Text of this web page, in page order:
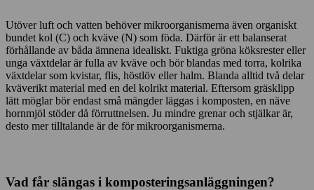
Utöver luft och vatten behöver mikroorganismerna även organiskt
bundet kol (C) och kväve (N) som föda. Därför är ett balanserat
förhållande av båda ämnena idealiskt. Fuktiga gröna köksrester eller
unga växtdelar är fulla av kväve och bör blandas med torra, kolrika
växtdelar som kvistar, flis, höstlöv eller halm. Blanda alltid två delar
kväverikt material med en del kolrikt material. Eftersom gräsklipp
lätt möglar bör endast små mängder läggas i komposten, en näve
hornmjöl stöder då förruttnelsen. Ju mindre grenar och stjälkar är,
desto mer tilltalande är de för mikroorganismerna.
Vad får slängas i komposteringsanläggningen?